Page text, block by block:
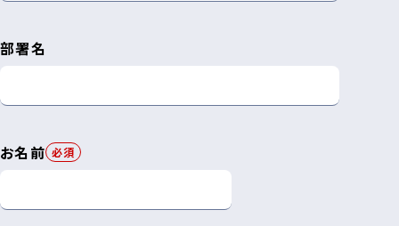
部署名
お名前 必須